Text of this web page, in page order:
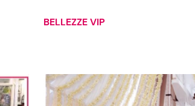
BELLEZZE VIP